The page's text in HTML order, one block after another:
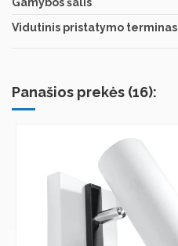
Vidutinis pristatymo terminas
Panašios prekės (16):